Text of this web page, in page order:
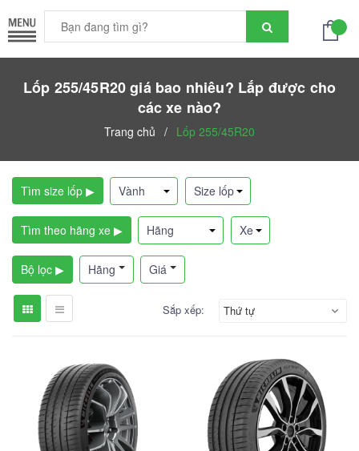
Lốp 255/45R20 giá bao nhiêu? Lắp được cho
các xe nào?
Trang chủ / Lốp 255/45R20
Tìm size lốp ▶
Tìm theo hãng xe ▶
Bộ lọc ▶ Hãng Giá
Sắp xếp: Thứ tự